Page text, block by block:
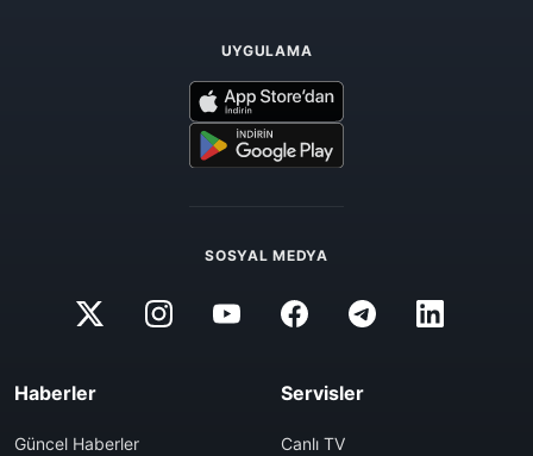
UYGULAMA
SOSYAL MEDYA
Haberler
Güncel Haberler
Servisler
Canlı TV